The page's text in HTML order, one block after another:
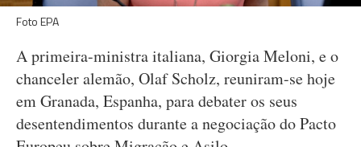
Foto EPA
A primeira-ministra italiana, Giorgia Meloni, e o
chanceler alemão, Olaf Scholz, reuniram-se hoje
em Granada, Espanha, para debater os seus
desentendimentos durante a negociação do Pacto